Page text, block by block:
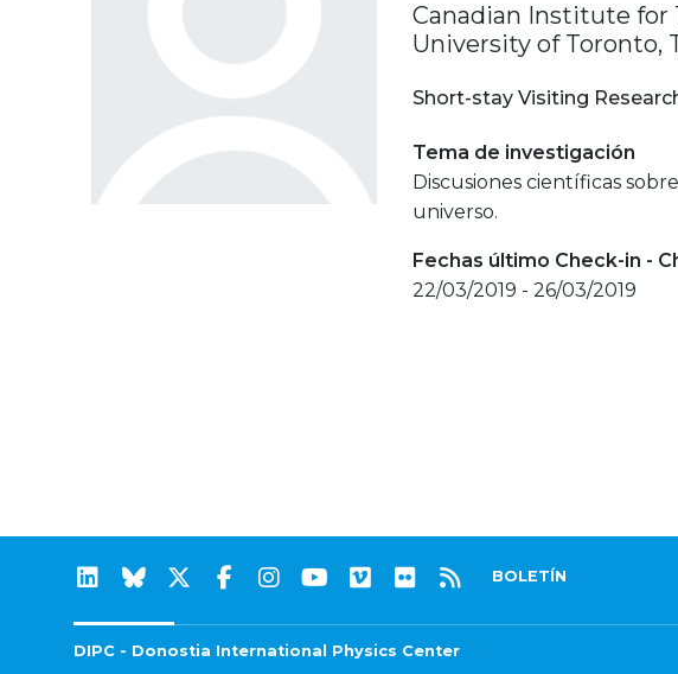
Canadian Institute for
University of Toronto,
Short-stay Visiting
Tema de investigación
Discusiones científicas
universo.
Fechas último Check-in -
22/03/2019 - 26/03/2019
BOLETÍN
DIPC - Donostia International Physics Center